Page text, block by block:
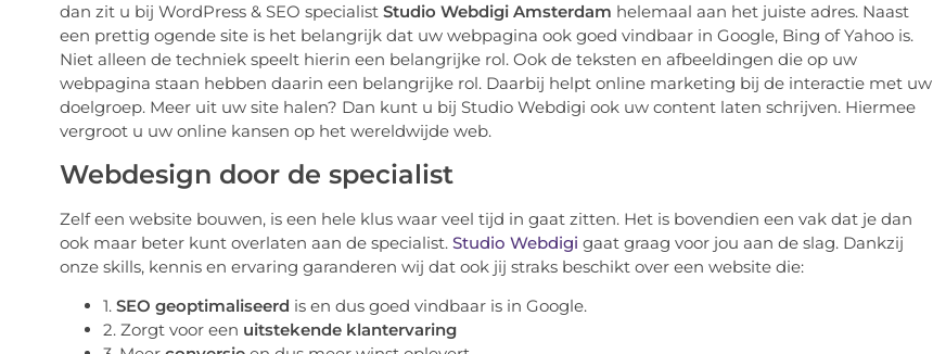
dan zit u bij WordPress & SEO specialist Studio Webdigi Amsterdam helemaal aan het juiste adres. Naast
een prettig ogende site is het belangrijk dat uw webpagina ook goed vindbaar in Google, Bing of Yahoo is.
Niet alleen de techniek speelt hierin een belangrijke rol. Ook de teksten en afbeeldingen die op uw
webpagina staan hebben daarin een belangrijke rol. Daarbij helpt online marketing bij de interactie met uw
doelgroep. Meer uit uw site halen? Dan kunt u bij Studio Webdigi ook uw content laten schrijven. Hiermee
vergroot u uw online kansen op het wereldwijde web.
Webdesign door de specialist
Zelf een website bouwen, is een hele klus waar veel tijd in gaat zitten. Het is bovendien een vak dat je dan
ook maar beter kunt overlaten aan de specialist. Studio Webdigi gaat graag voor jou aan de slag. Dankzij
onze skills, kennis en ervaring garanderen wij dat ook jij straks beschikt over een website die:
1. SEO geoptimaliseerd is en dus goed vindbaar is in Google.
2. Zorgt voor een uitstekende klantervaring